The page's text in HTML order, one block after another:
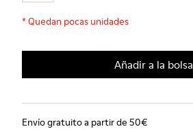
*Quedan pocas unidades
Añadir a la bolsa
Envío gratuito a partir de 50€